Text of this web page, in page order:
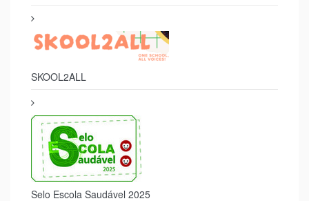
SKOOL2ALL
Selo Escola Saudável 2025